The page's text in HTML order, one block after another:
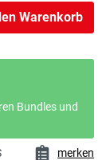
Warenkorb
Bundles und
merken